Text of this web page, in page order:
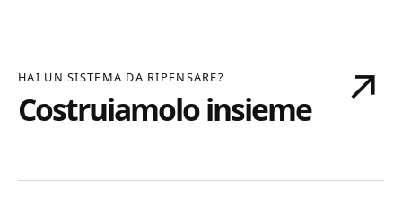
HAI UN SISTEMA DA RIPENSARE?
Costruiamolo insieme ↗